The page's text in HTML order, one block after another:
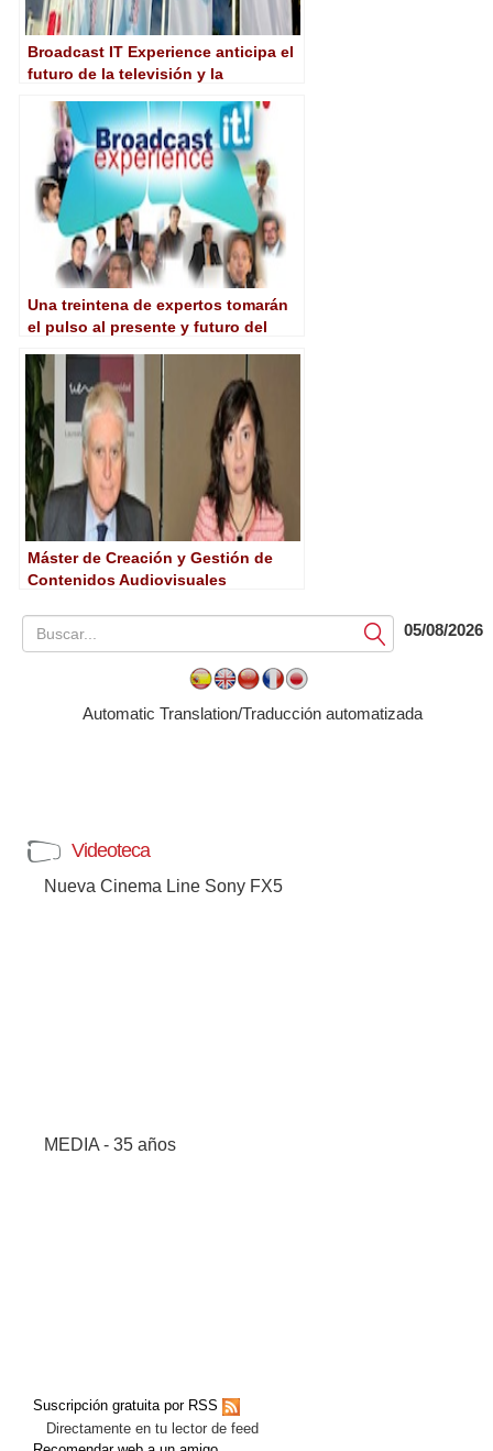
Broadcast IT Experience anticipa el
futuro de la televisión y la
multimedia
Una treintena de expertos tomarán
el pulso al presente y futuro del
Máster de Creación y Gestión de
Contenidos Audiovisuales
Submit05/08/2026
Automatic Translation/Traducción automatizada
Videoteca
Nueva Cinema Line Sony FX5
MEDIA - 35 años
Suscripción gratuita por RSS
Directamente en tu lector de feed